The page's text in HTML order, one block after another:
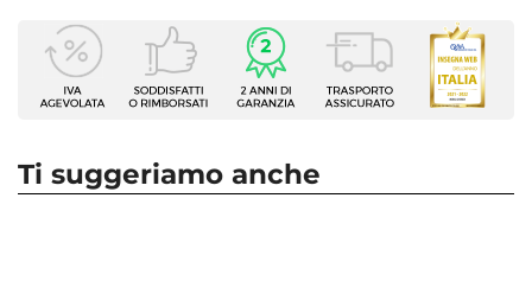
Caratteristiche
Tipologia
Soffione doccia
Su braccio doccia
Attacchi
Ti suggeriamo anche